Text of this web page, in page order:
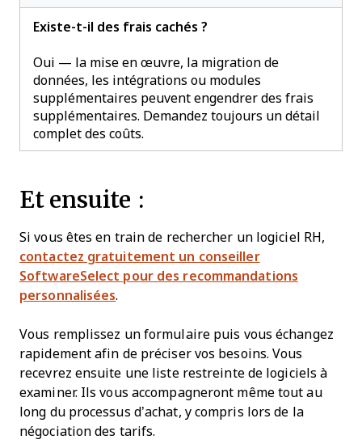
Existe-t-il des frais cachés ?
Oui — la mise en œuvre, la migration de
données, les intégrations ou modules
supplémentaires peuvent engendrer des frais
supplémentaires. Demandez toujours un détail
complet des coûts.
Et ensuite :
Si vous êtes en train de rechercher un logiciel RH,
contactez gratuitement un conseiller
SoftwareSelect pour des recommandations
personnalisées.
Vous remplissez un formulaire puis vous échangez
rapidement afin de préciser vos besoins. Vous
recevrez ensuite une liste restreinte de logiciels à
examiner. Ils vous accompagneront même tout au
long du processus d’achat, y compris lors de la
négociation des tarifs.